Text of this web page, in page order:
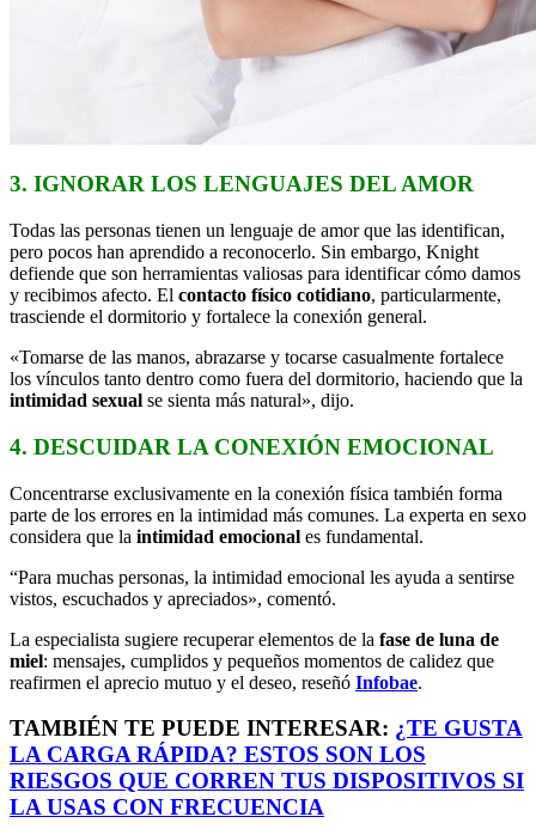
3. IGNORAR LOS LENGUAJES DEL AMOR
Todas las personas tienen un lenguaje de amor que las identifican,
pero pocos han aprendido a reconocerlo. Sin embargo, Knight
defiende que son herramientas valiosas para identificar cómo damos
y recibimos afecto. El contacto físico cotidiano, particularmente,
trasciende el dormitorio y fortalece la conexión general.
«Tomarse de las manos, abrazarse y tocarse casualmente fortalece
los vínculos tanto dentro como fuera del dormitorio, haciendo que la
intimidad sexual se sienta más natural», dijo.
4. DESCUIDAR LA CONEXIÓN EMOCIONAL
Concentrarse exclusivamente en la conexión física también forma
parte de los errores en la intimidad más comunes. La experta en sexo
considera que la intimidad emocional es fundamental.
“Para muchas personas, la intimidad emocional les ayuda a sentirse
vistos, escuchados y apreciados», comentó.
La especialista sugiere recuperar elementos de la fase de luna de
miel: mensajes, cumplidos y pequeños momentos de calidez que
reafirmen el aprecio mutuo y el deseo, reseñó Infobae.
TAMBIÉN TE PUEDE INTERESAR: ¿TE GUSTA
LA CARGA RÁPIDA? ESTOS SON LOS
RIESGOS QUE CORREN TUS DISPOSITIVOS SI
LA USAS CON FRECUENCIA